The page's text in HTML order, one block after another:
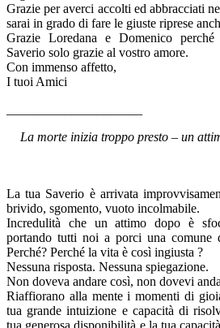
Grazie per averci accolti ed abbracciati
sarai in grado di fare le giuste riprese
Grazie Loredana e Domenico
Saverio solo grazie al vostro amore.
Con immenso affetto,
I tuoi Amici
La morte inizia troppo presto – un
La tua Saverio è arrivata
brivido, sgomento, vuoto incolmabile.
Incredulità che un attimo dopo è
portando tutti noi a porci una comune
Perché? Perché la vita è così ingiusta ?
Nessuna risposta. Nessuna spiegazione.
Non doveva andare così, non dovevi
Riaffiorano alla mente i momenti di
tua grande intuizione e capacità di